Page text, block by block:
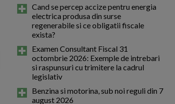
Cand se percep accize pentru energia
electrica produsa din surse
regenerabile si ce obligatii fiscale
exista?
Examen Consultant Fiscal 31
octombrie 2026: Exemple de intrebari
si raspunsuri cu trimitere la cadrul
legislativ
Benzina si motorina, sub noi reguli din 7
august 2026